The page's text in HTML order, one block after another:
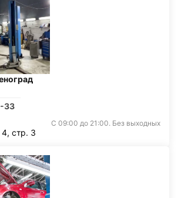
33
С 09:00 до 21:00. Без выходных
стр. 3